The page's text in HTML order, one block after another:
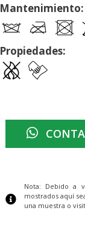
Mantenimiento:
Propiedades:
Nota: Debido a
mostrados aquí
una muestra o